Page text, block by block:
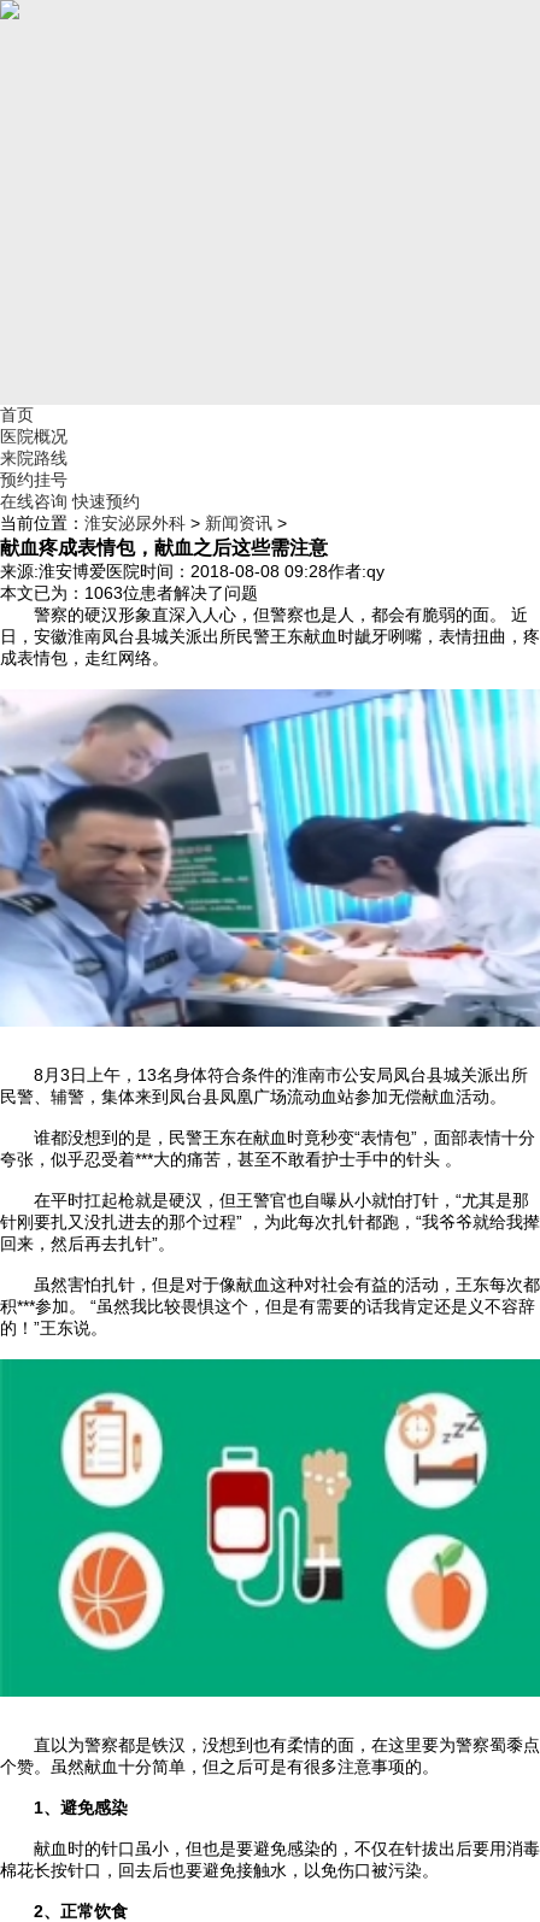
首页
医院概况
来院路线
预约挂号
在线咨询 快速预约
当前位置： 淮安泌尿外科 > 新闻资讯 >
献血疼成表情包，献血之后这些需注意
来源:淮安博爱医院时间：2018-08-08 09:28作者:qy
本文已为 ：1063位患者解决了问题
警察的硬汉形象直深入人心，但警察也是人，都会有脆弱的面。 近
日，安徽淮南凤台县城关派出所民警王东献血时龇牙咧嘴，表情扭曲，疼
成表情包，走红网络。
8月3日上午，13名身体符合条件的淮南市公安局凤台县城关派出所
民警、辅警，集体来到凤台县凤凰广场流动血站参加无偿献血活动。
谁都没想到的是，民警王东在献血时竟秒变“表情包”，面部表情十分
夸张，似乎忍受着***大的痛苦，甚至不敢看护士手中的针头 。
在平时扛起枪就是硬汉，但王警官也自曝从小就怕打针，“尤其是那
针刚要扎又没扎进去的那个过程” ，为此每次扎针都跑，“我爷爷就给我撵
回来，然后再去扎针”。
虽然害怕扎针，但是对于像献血这种对社会有益的活动，王东每次都
积***参加。 “虽然我比较畏惧这个，但是有需要的话我肯定还是义不容辞
的！”王东说。
直以为警察都是铁汉，没想到也有柔情的面，在这里要为警察蜀黍点
个赞。虽然献血十分简单，但之后可是有很多注意事项的。
1、避免感染
献血时的针口虽小，但也是要避免感染的，不仅在针拔出后要用消毒
棉花长按针口，回去后也要避免接触水，以免伤口被污染。
2、正常饮食